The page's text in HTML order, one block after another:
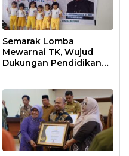
Semarak Lomba
Mewarnai TK, Wujud
Dukungan Pendidikan